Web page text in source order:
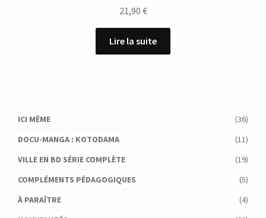
21,90 €
Lire la suite
ICI MÊME
(36)
DOCU-MANGA : KOTODAMA
(11)
VILLE EN BD SÉRIE COMPLÈTE
(19)
COMPLÉMENTS PÉDAGOGIQUES
(5)
À PARAÎTRE
(4)